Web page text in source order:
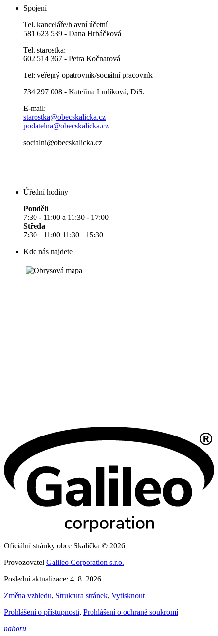
Spojení
Tel. kanceláře/hlavní účetní
581 623 539 - Dana Hrbáčková
Tel. starostka:
602 514 367 - Petra Kočnarová
Tel: veřejný opatrovník/sociální pracovník
734 297 008 - Kateřina Ludíková, DiS.
E-mail:
starostka@obecskalicka.cz
podatelna@obecskalicka.cz
socialni@obecskalicka.cz
Úřední hodiny
Pondělí
7:30 - 11:00 a 11:30 - 17:00
Středa
7:30 - 11:00 11:30 - 15:30
Kde nás najdete
Oficiální stránky obce Skalička © 2026
Provozovatel Galileo Corporation s.r.o.
Poslední aktualizace: 4. 8. 2026
Změna vzhledu, Struktura stránek, Vytisknout
Prohlášení o přístupnosti, Prohlášení o ochraně soukromí
nahoru